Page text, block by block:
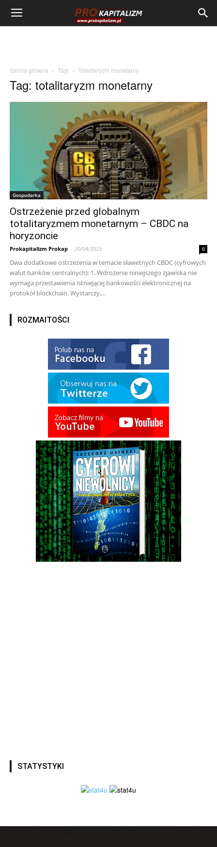
Strona główna Tagi Totalitaryzm monetarny
Tag: totalitaryzm monetarny
Gospodarka
Ostrzeżenie przed globalnym
totalitaryzmem monetarnym – CBDC na
horyzoncie
Prokapitalizm Prokap - 20/04/2023 0
Dwa dodatkowe ostrzeżenia w temacie sławetnych CBDC (cyfrowych
walut banków centralnych): 1. Wdrożenie niniejszego zjawiska nie
wymaga przestawienia istniejącej bankowości elektronicznej na
protokół blockchain. Wystarczy,...
ROZMAITOŚCI
STATYSTYKI